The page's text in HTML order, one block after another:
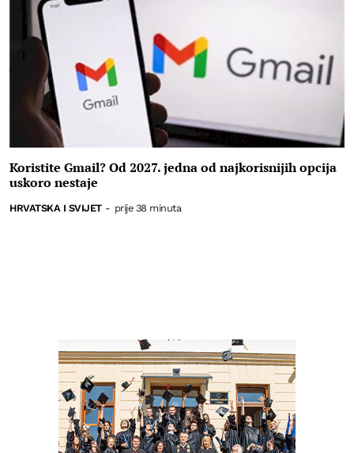
Koristite Gmail? Od 2027. jedna od najkorisnijih opcija
uskoro nestaje
HRVATSKA I SVIJET - prije 38 minuta